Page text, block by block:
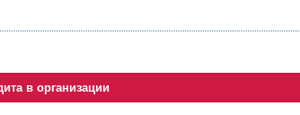
в организации